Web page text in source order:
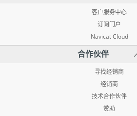
客户服务中心
订阅门户
Navicat Cloud
合作伙伴
寻找经销商
经销商
技术合作伙伴
赞助